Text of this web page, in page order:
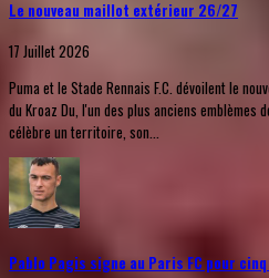
Le nouveau maillot extérieur 26/27
17 Juillet 2026
Puma et le Stade Rennais F.C. dévoilent le
du Kroaz Du, l'un des plus anciens emblèmes
célèbre un territoire, son...
Pablo Pagis signe au Paris FC pour